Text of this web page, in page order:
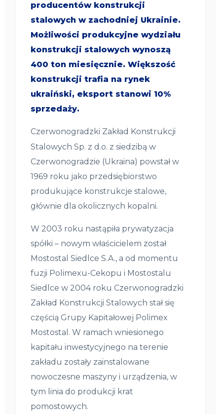
producentów konstrukcji
stalowych w zachodniej Ukrainie.
Możliwości produkcyjne wydziału
konstrukcji stalowych wynoszą
400 ton miesięcznie. Większość
konstrukcji trafia na rynek
ukraiński, eksport stanowi 10%
sprzedaży.
Czerwonogradzki Zakład Konstrukcji
Stalowych Sp. z d.o. z siedzibą w
Czerwonogradzie (Ukraina) powstał w
1969 roku jako przedsiębiorstwo
produkujące konstrukcje stalowe,
głównie dla okolicznych kopalni.
W 2003 roku nastąpiła prywatyzacja
spółki – nowym właścicielem został
Mostostal Siedlce S.A., a od momentu
fuzji Polimexu-Cekopu i Mostostalu
Siedlce w 2004 roku Czerwonogradzki
Zakład Konstrukcji Stalowych stał się
częścią Grupy Kapitałowej Polimex
Mostostal. W ramach wniesionego
kapitału inwestycyjnego na terenie
zakładu zostały zainstalowane
nowoczesne maszyny i urządzenia, w
tym linia do produkcji krat
pomostowych.